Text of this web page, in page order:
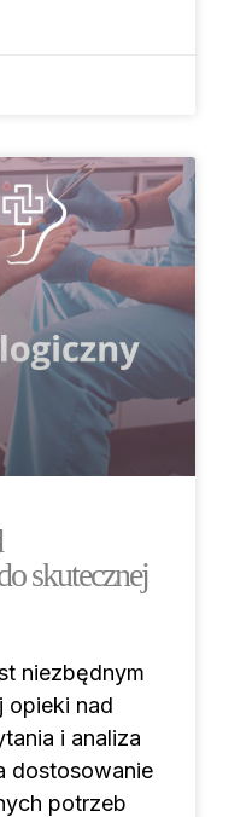
skutecznej
niezbędnym
opieki nad
i analiza
dostosowanie
potrzeb